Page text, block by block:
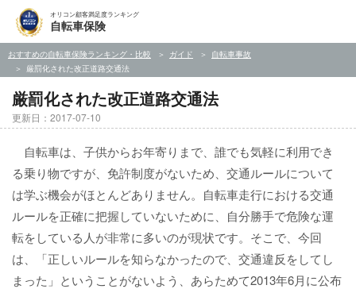
オリコン顧客満足度ランキング
自転車保険
おすすめの自転車保険ランキング・比較 ガイド
自転車事故
厳罰化された改正道路交通法
厳罰化された改正道路交通法
更新日：2017-07-10
自転車は、子供からお年寄りまで、誰でも気軽に利用でき
る乗り物ですが、免許制度がないため、交通ルールについて
は学ぶ機会がほとんどありません。自転車走行における交通
ルールを正確に把握していないために、自分勝手で危険な運
転をしている人が非常に多いのが現状です。そこで、今回
は、「正しいルールを知らなかったので、交通違反をしてし
まった」ということがないよう、あらためて2013年6月に公布